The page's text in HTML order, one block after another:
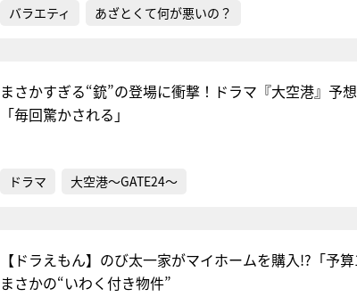
バラエティ あざとくて何が悪いの？
まさかすぎる“銃”の登場に衝撃！ドラマ『大空港』予
「毎回驚かされる」
ドラマ 大空港～GATE24～
【ドラえもん】のび太一家がマイホームを購入!?「予
まさかの“いわく付き物件”